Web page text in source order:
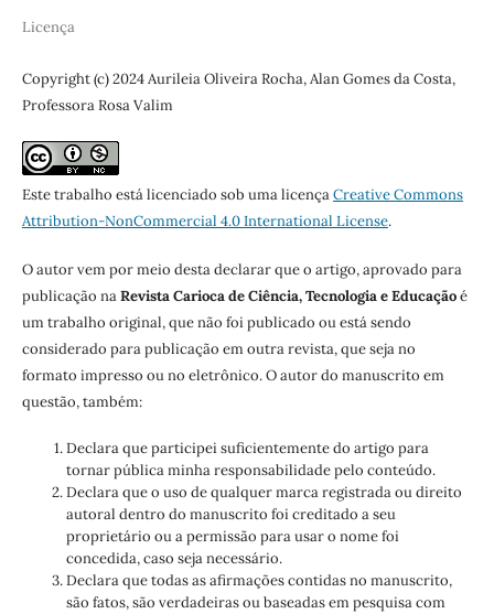
Licença
Copyright (c) 2024 Aurileia Oliveira Rocha, Alan Gomes da Costa,
Professora Rosa Valim
Este trabalho está licenciado sob uma licençaCreative Commons
Attribution-NonCommercial 4.0 International License.
O autor vem por meio desta declarar que o artigo, aprovado para
publicação naRevista Carioca de Ciência, Tecnologia e Educaçãoé
um trabalho original, que não foi publicado ou está sendo
considerado para publicação em outra revista, que seja no
formato impresso ou no eletrônico. O autor do manuscrito em
questão, também:
Declara que participei suficientemente do artigo para
tornar pública minha responsabilidade pelo conteúdo.
Declara que o uso de qualquer marca registrada ou direito
autoral dentro do manuscrito foi creditado a seu
proprietário ou a permissão para usar o nome foi
concedida, caso seja necessário.
Declara que todas as afirmações contidas no manuscrito,
são fatos, são verdadeiras ou baseadas em pesquisa com